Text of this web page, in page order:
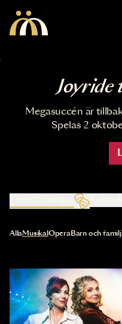
Joyride
Megasuccén är
Spelas 2
Val av kategori uppdaterar
AllaMusikal OperaBarn och familj